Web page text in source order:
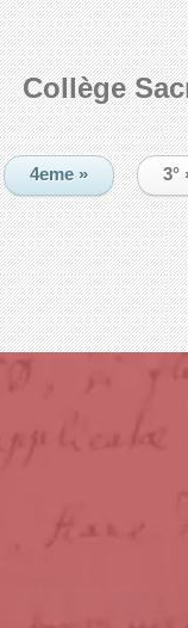
Collège
4eme» 3°